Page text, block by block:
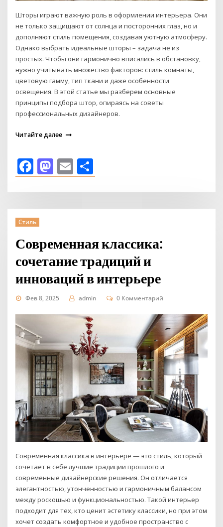
Шторы играют важную роль в оформлении интерьера. Они
не только защищают от солнца и посторонних глаз, но и
дополняют стиль помещения, создавая уютную атмосферу.
Однако выбрать идеальные шторы – задача не из
простых. Чтобы они гармонично вписались в обстановку,
нужно учитывать множество факторов: стиль комнаты,
цветовую гамму, тип ткани и даже особенности
освещения. В этой статье мы разберем основные
принципы подбора штор, опираясь на советы
профессиональных дизайнеров.
Читайте далее
Facebook
Mastodon
Email
Стиль
Современная классика:
сочетание традиций и
инноваций в интерьере
Фев 8, 2025 admin 0 Комментарий
Современная классика в интерьере — это стиль, который
сочетает в себе лучшие традиции прошлого и
современные дизайнерские решения. Он отличается
элегантностью, утонченностью и гармоничным балансом
между роскошью и функциональностью. Такой интерьер
подходит для тех, кто ценит эстетику классики, но при этом
хочет создать комфортное и удобное пространство с